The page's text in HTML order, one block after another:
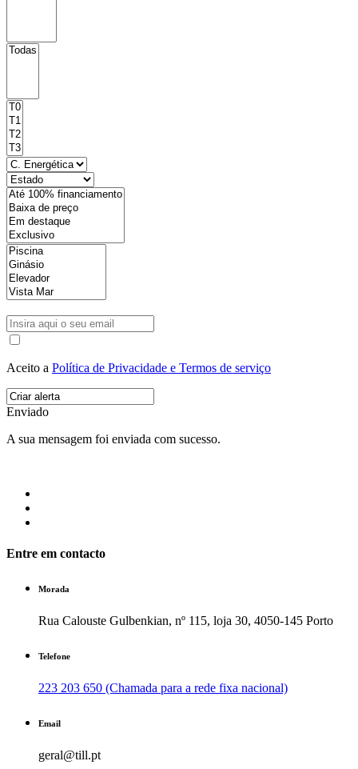
Aceito a Política de Privacidade e Termos de serviço
Enviado
A sua mensagem foi enviada com sucesso.
Entre em contacto
Morada
Rua Calouste Gulbenkian, nº 115, loja 30, 4050-145 Porto
Telefone
223 203 650 (Chamada para a rede fixa nacional)
Email
geral@till.pt